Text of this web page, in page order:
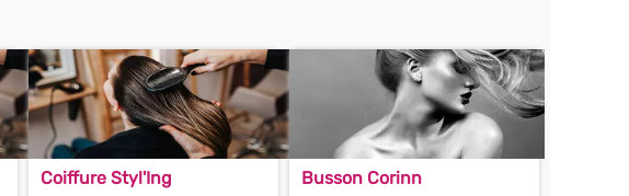
Coiffure Styl'Ing Busson Corinn